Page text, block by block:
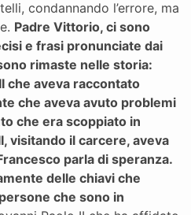
condannando l’errore, ma
Padre Vittorio, ci sono
e frasi pronunciate dai
rimaste nelle storia:
che aveva raccontato
che aveva avuto problemi
che era scoppiato in
visitando il carcere, aveva
parla di speranza.
delle chiavi che
che sono in